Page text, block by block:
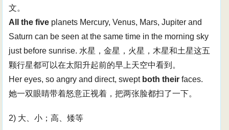
文。
All the five planets Mercury, Venus, Mars, Jupiter and
Saturn can be seen at the same time in the morning sky
just before sunrise. 水星，金星，火星，木星和土星这五
颗行星都可以在太阳升起前的早上天空中看到。
Her eyes, so angry and direct, swept both their faces.
她一双眼睛带着怒意正视着，把两张脸都扫了一下。
2) 大、小；高、矮等